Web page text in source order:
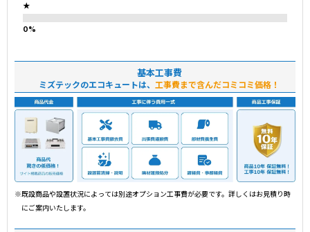
★
基本工事費
ミズテックのエコキュートは、 工事費まで含んだコミコミ価格！
※既設商品や設置状況によっては別途オプション工事費が必要です。詳しくはお見積り時
にご案内いたします。